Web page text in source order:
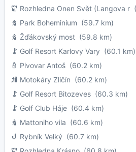
Rozhledna Onen Svět (Langova r
Park Boheminium (59.7 km)
Žďákovský most (59.8 km)
Golf Resort Karlovy Vary (60.1 km)
Pivovar Antoš (60.2 km)
Motokáry Zličín (60.2 km)
Golf Resort Bitozeves (60.3 km)
Golf Club Háje (60.4 km)
Mattoniho vila (60.6 km)
Rybník Velký (60.7 km)